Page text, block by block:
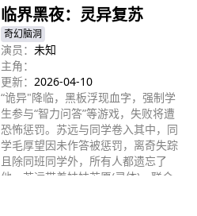
临界黑夜：灵异复苏
奇幻脑洞
演员： 未知
主角：
更新： 2026-04-10
“诡异"降临，黑板浮现血字，强制学
生参与“智力问答”等游戏，失败将遭
恐怖惩罚。苏远与同学卷入其中，同
学毛厚望因未作答被惩罚，离奇失踪
且除同班同学外，所有人都遗忘了
他。苏远带着妹妹苏愿(灵体)，联合